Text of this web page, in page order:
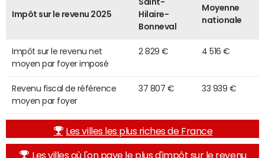
Impôt sur le revenu 2025
Saint-
Hilaire-
Bonneval
Moyenne
nationale
Impôt sur le revenu net
moyen par foyer imposé
2 829 € 4 516 €
Revenu fiscal de référence
moyen par foyer
37 807 € 33 939 €
Les villes les plus riches de France
Les villes où l'on paye le plus d'impôt sur le revenu